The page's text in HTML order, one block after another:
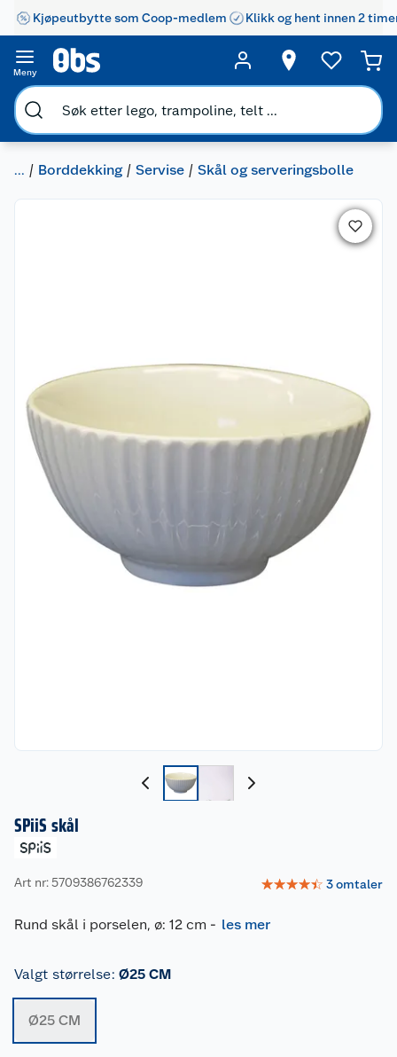
Kjøpeutbytte som Coop-medlem Klikk og hent innen 2
Meny
... Borddekking Servise Skål og serveringsbolle
SPiiS skål
Art nr: 5709386762339 ☆☆☆☆☆ 3omtaler
Rund skål i porselen, ø: 12 cm - les mer
Valgt størrelse: Ø25 CM
Ø25 CM